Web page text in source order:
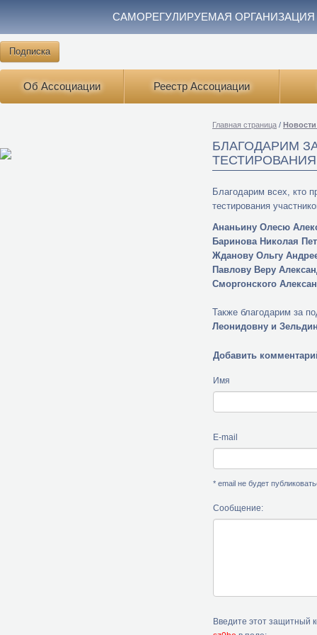
САМОРЕГУЛИРУЕМАЯ
Подписка
Об Ассоциации Реестр Ассоциации
Главная страница /
БЛАГОДАРИМ
Благодарим всех, кто
тестирования
Ананьину Олесю
Баринова Николая
Жданову Ольгу
Павлову Веру
Сморгонского
Также благодарим за
Леонидовну и
Добавить
Имя
E-mail
* email не будет
Сообщение:
Введите этот защитный